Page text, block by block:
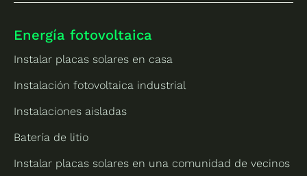
Energía fotovoltaica
Instalar placas solares en casa
Instalación fotovoltaica industrial
Instalaciones aisladas
Batería de litio
Instalar placas solares en una comunidad de vecinos